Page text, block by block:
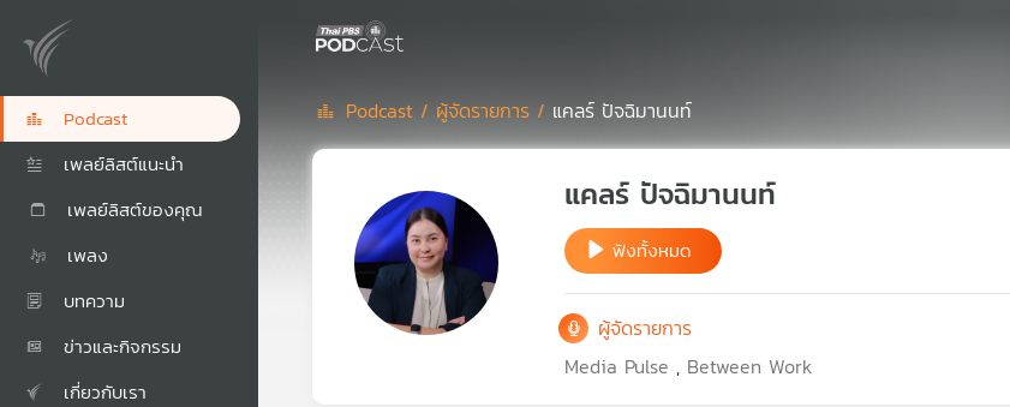
Podcast
เพลย์ลิสต์แนะนำ
เพลย์ลิสต์ของคุณ
เพลง
บทความ
ข่าวและกิจกรรม
เกี่ยวกับเรา
Podcast / ผู้จัดรายการ / แคลร์ ปัจฉิมานนท์
แคลร์ ปัจฉิมานนท์
ฟังทั้งหมด
ผู้จัดรายการ
Media Pulse , Between Work